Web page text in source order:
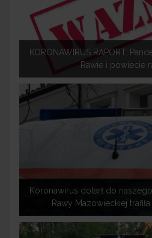
KORONAWIRUS RAPORT:
Rawie i powiecie
Koronawirus dotarł do
Rawy Mazowieckiej